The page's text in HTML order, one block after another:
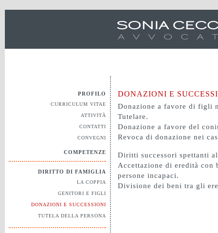
PROFILO
CURRICULUM VITAE
ATTIVITÀ
CONTATTI
CONVEGNI
COMPETENZE
DIRITTO DI FAMIGLIA
LA COPPIA
GENITORI E FIGLI
DONAZIONI E SUCCESSIONI
TUTELA DELLA PERSONA
DONAZIONI E
Donazione a favore di figli
Tutelare.
Donazione a favore del
Revoca di donazione nei
Diritti successori spettanti
Accettazione di eredità
persone incapaci.
Divisione dei beni tra gli